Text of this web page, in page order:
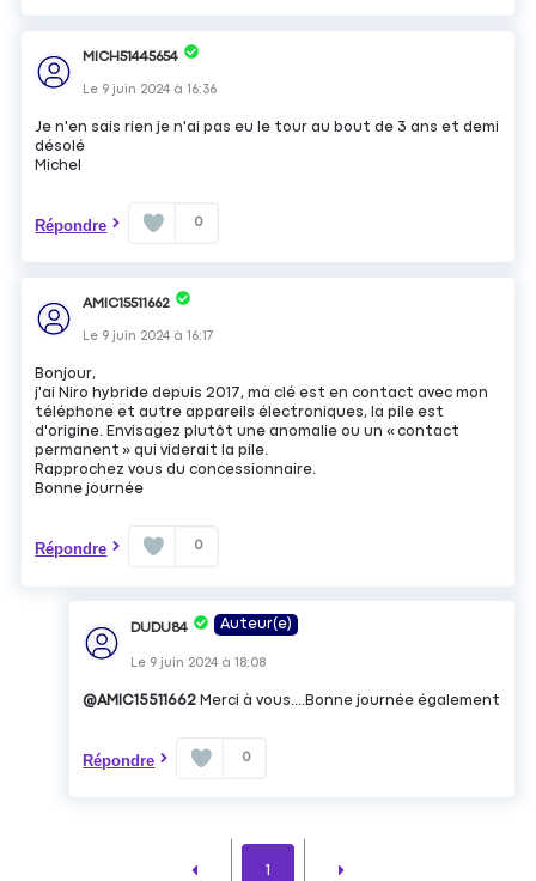
MICH51445654
Le 9 juin 2024 à16:36
Je n'en sais rien je n'ai pas eu le tour au bout de 3 ans et demi
désolé
Michel
Répondre 0
AMIC15511662
Le 9 juin 2024 à16:17
Bonjour,
j'ai Niro hybride depuis 2017, ma clé est en contact avec mon
téléphone et autre appareils électroniques, la pile est
d'origine. Envisagez plutôt une anomalie ou un « contact
permanent » qui viderait la pile.
Rapprochez vous du concessionnaire.
Bonne journée
Répondre 0
DUDU84 Auteur(e)
Le 9 juin 2024 à18:08
@AMIC15511662 Merci à vous....Bonne journée également
Répondre 0
1